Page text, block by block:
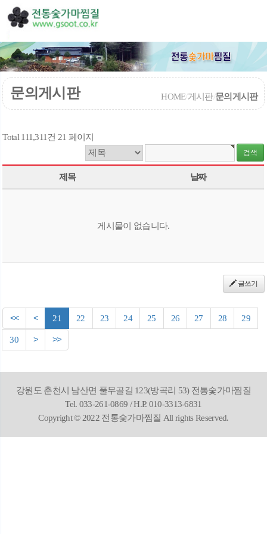
문의게시판 HOME/게시판/문의게시판
Total 111,311건 21 페이지
제목 날짜
게시물이 없습니다.
글쓰기
<< < 21 22 23 24 25 26 27 28 29
30 > >>
강원도 춘천시 남산면 풀무골길 123(방곡리 53) 전통숯가마찜질
Tel. 033-261-0869 / H.P. 010-3313-6831
Copyright © 2022 전통숯가마찜질 All rights Reserved.